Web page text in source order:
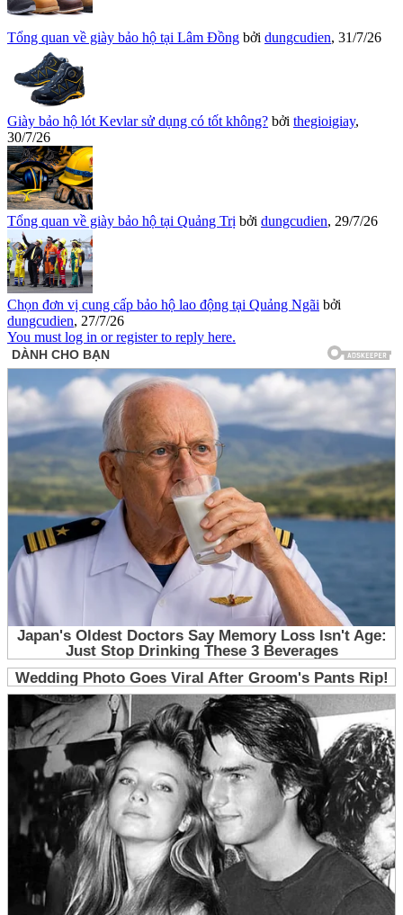
Tổng quan về giày bảo hộ tại Lâm Đồng bởi dungcudien, 31/7/26
Giày bảo hộ lót Kevlar sử dụng có tốt không? bởi thegioigiay,
30/7/26
Tổng quan về giày bảo hộ tại Quảng Trị bởi dungcudien, 29/7/26
Chọn đơn vị cung cấp bảo hộ lao động tại Quảng Ngãi bởi
dungcudien, 27/7/26
You must log in or register to reply here.